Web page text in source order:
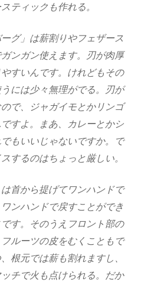
ティックも作れる。
グ」は薪割りやフェザース
ンガン使えます。刃が肉厚
すいんです。けれどもその
には少々無理がでる。刃が
で、ジャガイモとかリンゴ
すよ。まあ、カレーとかシ
もいいじゃないですか。で
するのはちょっと厳しい。
は首から提げてワンハンドで
ンハンドで戻すことができ
す。そのうえフロント部の
ルーツの皮をむくこともで
根元では薪も割れますし、
チで火も点けられる。だか